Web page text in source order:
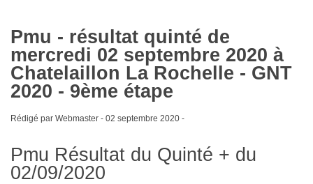
Pmu - résultat quinté de
mercredi 02 septembre 2020 à
Chatelaillon La Rochelle - GNT
2020 - 9ème étape
Rédigé par Webmaster - 02 septembre 2020-
Pmu Résultat du Quinté + du
02/09/2020